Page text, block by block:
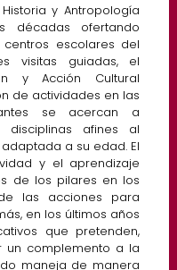
y Antropología
décadas ofertando
escolares del
visitas guiadas, el
y Acción Cultural
de actividades en las
se acercan a
afines al
a su edad. El
y el aprendizaje
de los pilares en los
las acciones para
en los últimos años
que pretenden,
un complemento a la
maneja de manera